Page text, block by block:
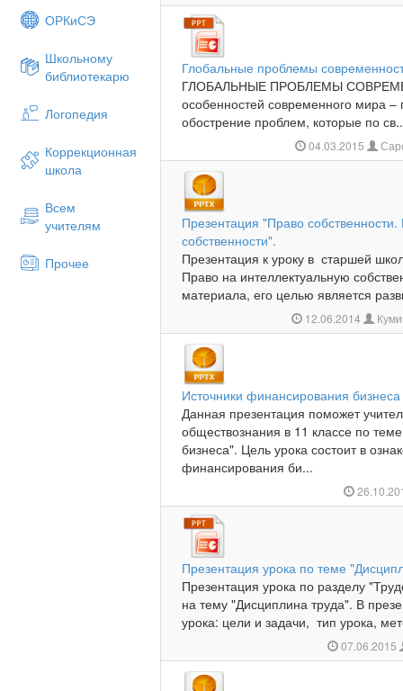
ОРКиСЭ
Школьному
библиотекарю
Логопедия
Коррекционная
школа
Всем
учителям
Прочее
Глобальные проблемы
ГЛОБАЛЬНЫЕ ПРОБЛЕМЫ
особенностей современного мира
обострение проблем, которые по
04.03.2015
Презентация "Право
собственности".
Презентация к уроку в старшей
Право на интеллектуальную
материала, его целью является
12.06.2014
Источники финансирования бизнеса
Данная презентация поможет
обществознания в 11 классе по
бизнеса". Цель урока состоит в
финансирования би...
Презентация урока по теме
Презентация урока по разделу
на тему "Дисциплина труда". В
урока: цели и задачи, тип урока,
07.06.2015